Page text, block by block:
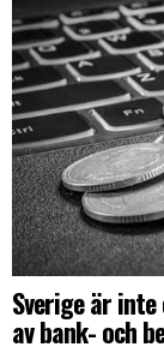
Sverige är
av bank- och